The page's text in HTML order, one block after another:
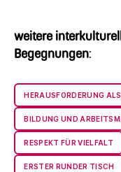
weitere
Begegnungen:
HERAUSFORDERUNG
BILDUNG UND
RESPEKT FÜR VIELFALT
ERSTER RUNDER TISCH